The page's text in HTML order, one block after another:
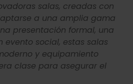
salas, creadas con
a una amplia gama
presentación formal, una
evento social, estas salas
y equipamiento
clase para asegurar el